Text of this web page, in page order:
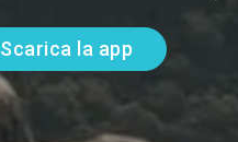
Scarica la app